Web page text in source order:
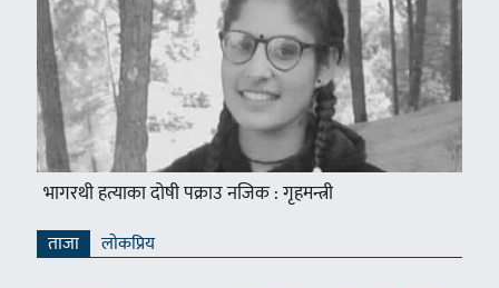
भागरथी हत्याका दोषी पक्राउ नजिक : गृहमन्त्री
ताजा लाेकप्रिय